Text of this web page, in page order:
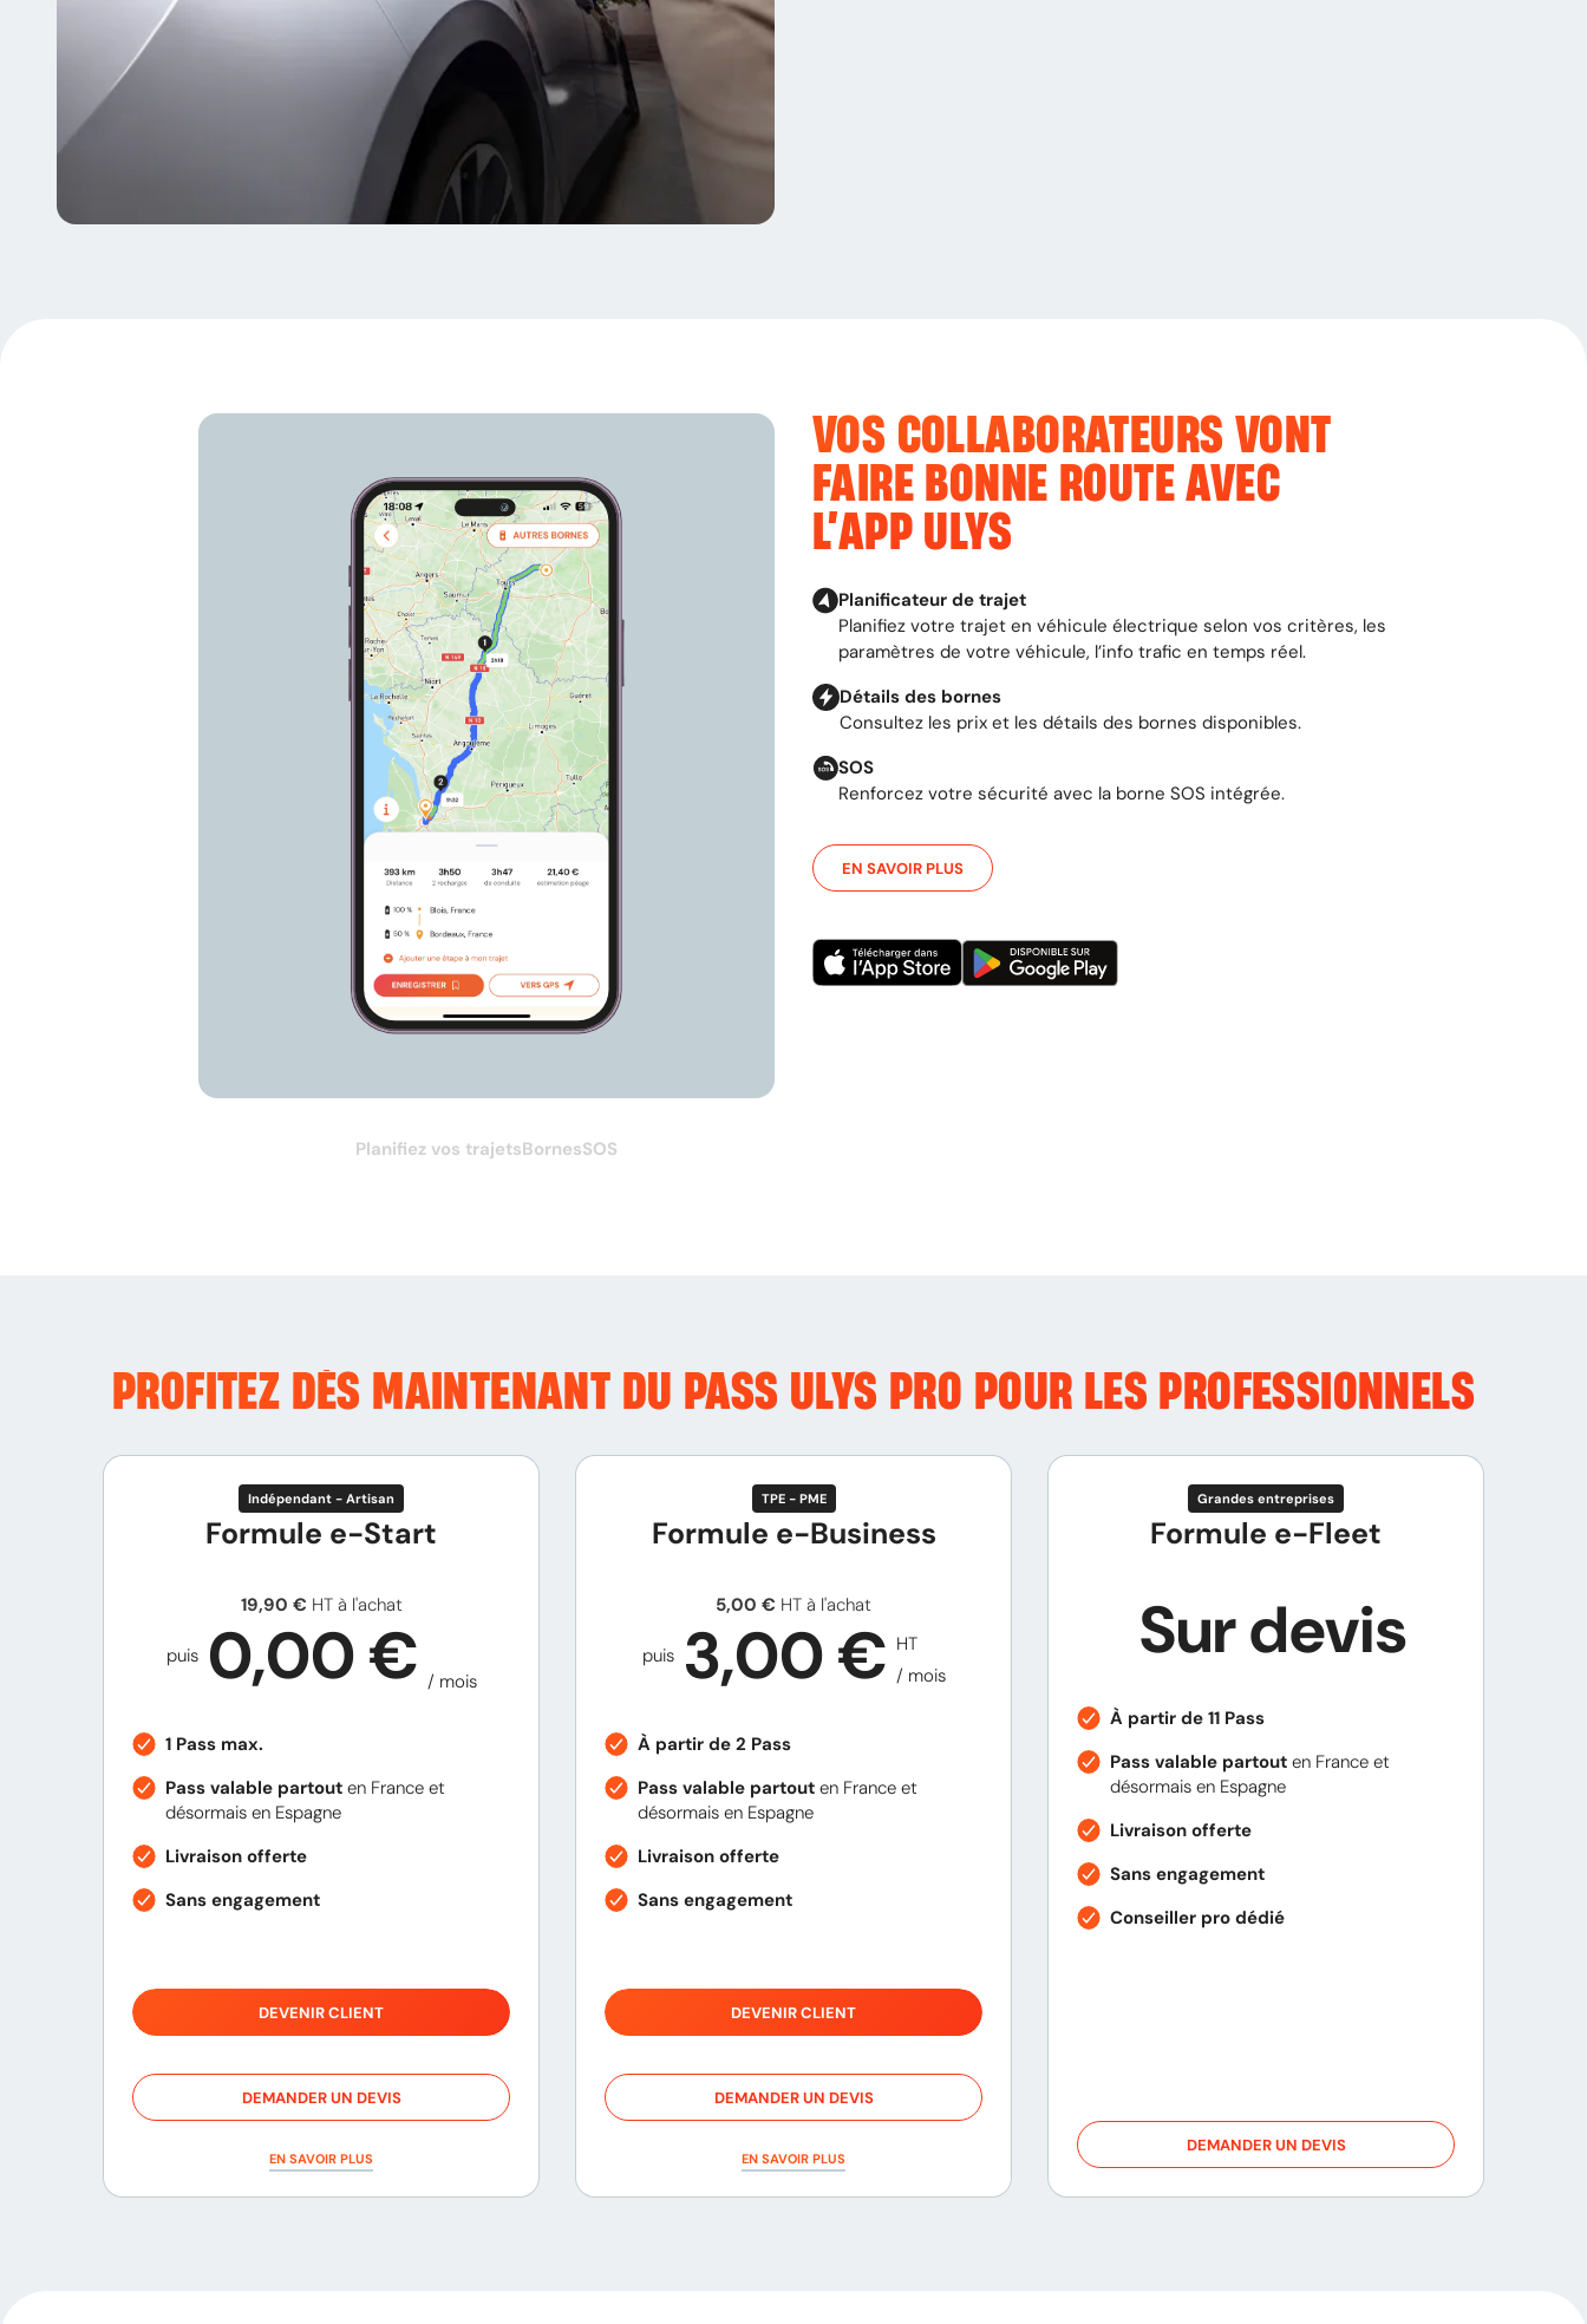
Planifiez vos trajetsBornesSOS
VOS COLLABORATEURS VONT
FAIRE BONNE ROUTE AVEC
L’APP ULYS
Planificateur de trajet
Planifiez votre trajet en véhicule électrique selon vos critères, les
paramètres de votre véhicule, l’info trafic en temps réel.
Détails des bornes
Consultez les prix et les détails des bornes disponibles.
SOS
Renforcez votre sécurité avec la borne SOS intégrée.
EN SAVOIR PLUS
PROFITEZ DÈS MAINTENANT DU PASS ULYS PRO POUR LES PROFESSIONNELS
Formule e-Start
Indépendant - Artisan
19,90 € HT à l'achat
puis 0,00 € / mois
1 Pass max.
Pass valable partouten France et
désormais en Espagne
Livraison offerte
Sans engagement
DEVENIR CLIENT
DEMANDER UN DEVIS
EN SAVOIR PLUS
Formule e-Business
TPE - PME
5,00 € HT à l'achat
puis 3,00€ HT
/ mois
À partir de 2 Pass
Pass valable partouten France et
désormais en Espagne
Livraison offerte
Sans engagement
DEVENIR CLIENT
DEMANDER UN DEVIS
EN SAVOIR PLUS
Formule e-Fleet
Grandes entreprises
Sur devis
À partir de 11 Pass
Pass valable partouten France et
désormais en Espagne
Livraison offerte
Sans engagement
Conseiller pro dédié
DEMANDER UN DEVIS